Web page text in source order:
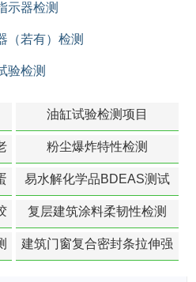
示器检测
（若有）检测
验检测
油缸试验检测项目
粉尘爆炸特性检测
易水解化学品BDEAS测试
复层建筑涂料柔韧性检测
建筑门窗复合密封条拉伸强